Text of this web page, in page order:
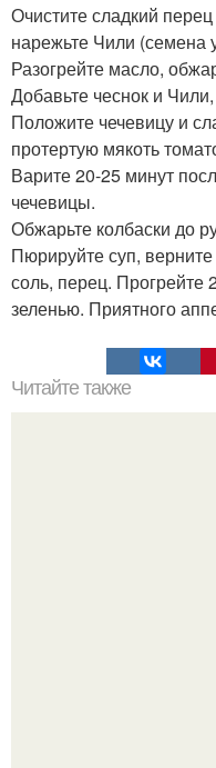
Очистите сладкий
нарежьте Чили (семена
Разогрейте масло,
Добавьте чеснок и
Положите чечевицу и
протертую мякоть
Варите 20-25 минут
чечевицы.
Обжарьте колбаски до
Пюрируйте суп, верните
соль, перец. Прогрейте
зеленью. Приятного
Читайте также